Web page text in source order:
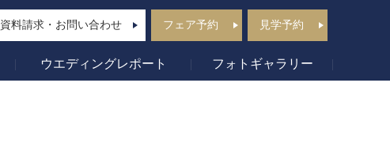
資料請求・お問い合わせ フェア予約 見学予約
ウエディングレポート フォトギャラリー